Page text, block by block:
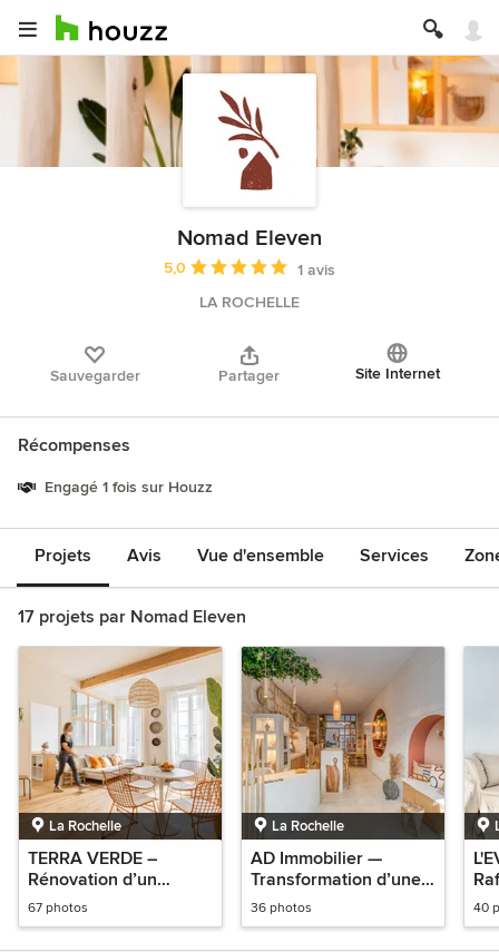
Nomad Eleven
Note moyenne : 5 étoiles sur 5
5,0
1 avis
LA ROCHELLE
Sauvegarder Partager Site Internet
Récompenses
Engagé 1 fois sur Houzz
Projets Avis Vue d'ensemble Services
17 projets par Nomad Eleven
La Rochelle
TERRA VERDE –
Rénovation d’un
appartement de 45 m²
à La Rochelle
67 photos
La Rochelle
AD Immobilier —
Transformation d’une
agence immobilière à
La Rochelle
36 photos 40